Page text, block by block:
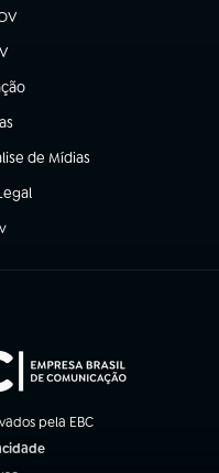
aba)
aba)
aba)
aba)
de Mídias
aba)
aba)
pela EBC